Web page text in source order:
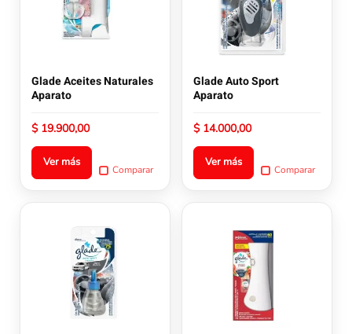
Glade Aceites Naturales
Aparato
$19.900,00
Ver más
pueden
elegir
producto
Comparar
Glade Auto Sport
Aparato
$14.000,00
Ver más
variantes.
pueden
elegir
producto
Comparar